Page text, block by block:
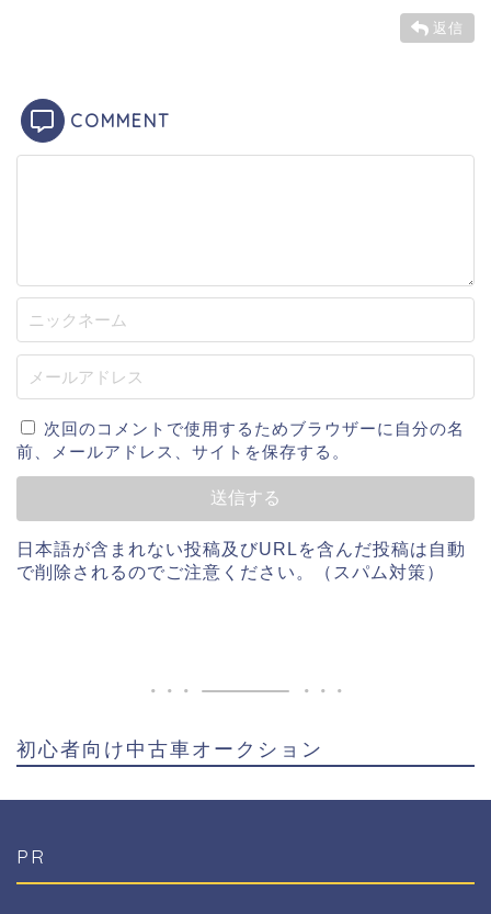
返信
COMMENT
次回のコメントで使用するためブラウザーに自分の名
前、メールアドレス、サイトを保存する。
日本語が含まれない投稿及びURLを含んだ投稿は自動
で削除されるのでご注意ください。（スパム対策）
初心者向け中古車オークション
PR